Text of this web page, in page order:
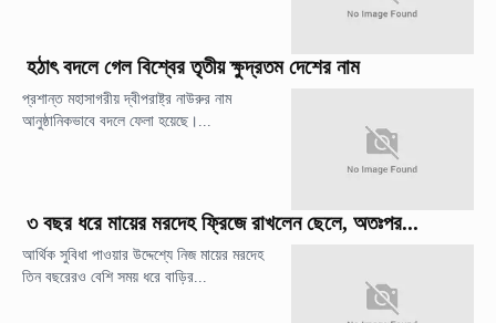
হঠাৎ বদলে গেল বিশ্বের তৃতীয় ক্ষুদ্রতম দেশের নাম
প্রশান্ত মহাসাগরীয় দ্বীপরাষ্ট্র নাউরুর নাম
আনুষ্ঠানিকভাবে বদলে ফেলা হয়েছে।...
৩ বছর ধরে মায়ের মরদেহ ফ্রিজে রাখলেন ছেলে, অতঃপর...
আর্থিক সুবিধা পাওয়ার উদ্দেশ্যে নিজ মায়ের মরদেহ
তিন বছরেরও বেশি সময় ধরে বাড়ির...